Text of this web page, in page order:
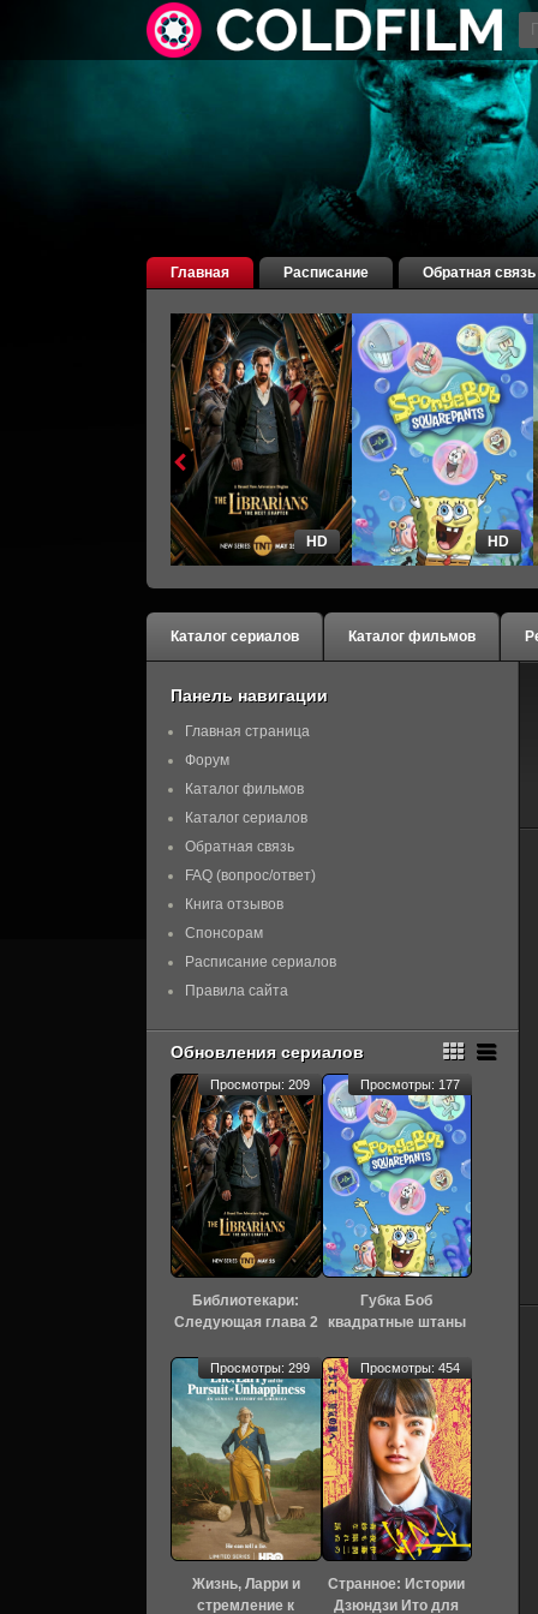
Главная Расписание Обратная связь
HD HD
Каталог сериалов Каталог фильмов
Панель навигации
Главная страница
Форум
Каталог фильмов
Каталог сериалов
Обратная связь
FAQ (вопрос/ответ)
Книга отзывов
Спонсорам
Расписание сериалов
Правила сайта
Обновления сериалов
Библиотекари:
Следующая глава 2
[Смотреть Онлайн]
Просмотры: 209
Губка Боб
квадратные штаны
[Смотреть Онлайн]
Просмотры: 177
Жизнь, Ларри и
стремление к
Просмотры: 299
Странное: Истории
Дзюндзи Ито для
Просмотры: 454